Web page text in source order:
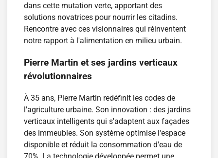
dans cette mutation verte, apportant des
solutions novatrices pour nourrir les citadins.
Rencontre avec ces visionnaires qui réinventent
notre rapport à l'alimentation en milieu urbain.
Pierre Martin et ses jardins verticaux
révolutionnaires
À 35 ans, Pierre Martin redéfinit les codes de
l'agriculture urbaine. Son innovation : des jardins
verticaux intelligents qui s'adaptent aux façades
des immeubles. Son système optimise l'espace
disponible et réduit la consommation d'eau de